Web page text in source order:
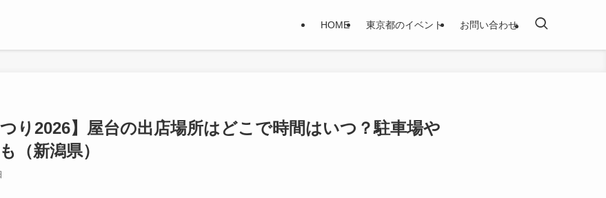
HOME 東京都のイベント お問い合わせ
つり2026】屋台の出店場所はどこで時間はいつ？駐車場や
（新潟県）